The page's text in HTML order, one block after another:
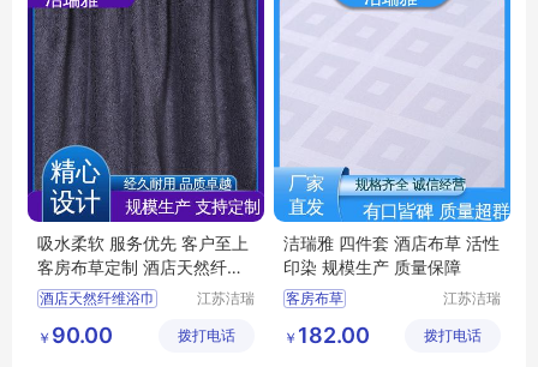
吸水柔软 服务优先 客户至上
客房布草定制 酒店天然纤维
浴巾 洁瑞雅
酒店天然纤维浴巾
宾馆浴巾 酒店布草
江苏洁瑞
有限公司
￥ 90.00 拨打电话
洁瑞雅 四件套 酒店布草 活性
印染 规模生产 质量保障
客房布草
宾馆床上用品
江苏洁瑞
有限公司
￥ 182.00 拨打电话